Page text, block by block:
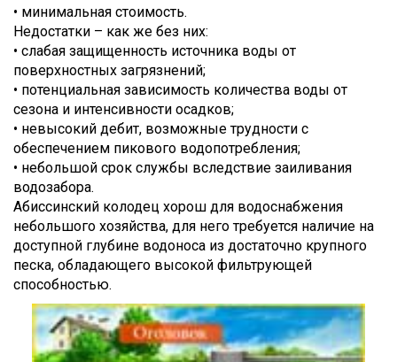
• минимальная стоимость.
Недостатки – как же без них:
• слабая защищенность источника воды от
поверхностных загрязнений;
• потенциальная зависимость количества воды от
сезона и интенсивности осадков;
• невысокий дебит, возможные трудности с
обеспечением пикового водопотребления;
• небольшой срок службы вследствие заиливания
водозабора.
Абиссинский колодец хорош для водоснабжения
небольшого хозяйства, для него требуется наличие на
доступной глубине водоноса из достаточно крупного
песка, обладающего высокой фильтрующей
способностью.